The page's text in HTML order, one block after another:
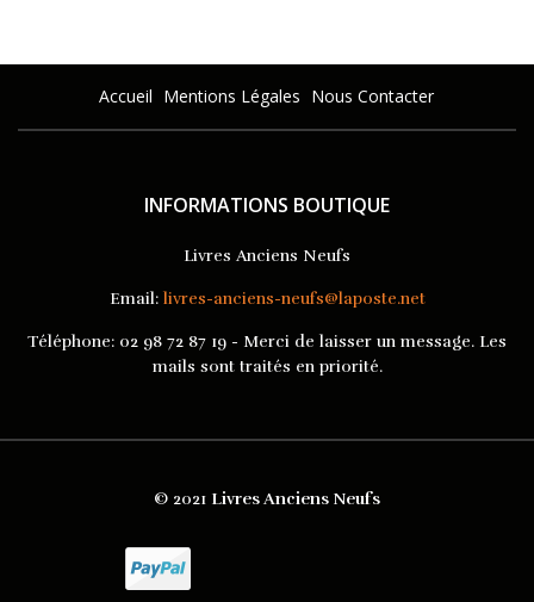
Accueil Mentions Légales Nous Contacter
INFORMATIONS BOUTIQUE
Livres Anciens Neufs
Email: livres-anciens-neufs@laposte.net
Téléphone: 02 98 72 87 19 - Merci de laisser un message. Les
mails sont traités en priorité.
© 2021 Livres Anciens Neufs